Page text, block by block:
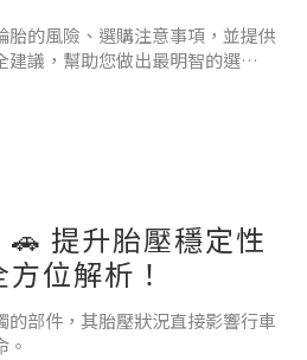
胎的風險、選購注意事項，並提供
建議，幫助您做出最明智的選
來隱藏的行車風險，導致安全問
用歷史購買二手輪胎時，您無法確
提升胎壓穩定性
位解析！
的部件，其胎壓狀況直接影響行車